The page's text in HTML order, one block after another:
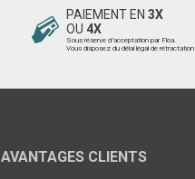
PAIEMENT EN 3X
OU 4X
Sous réserve d’acceptation par Floa.
Vous disposez du délai légal de rétractation
AVANTAGES CLIENTS